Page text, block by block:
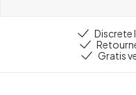
Discrete
Gratis